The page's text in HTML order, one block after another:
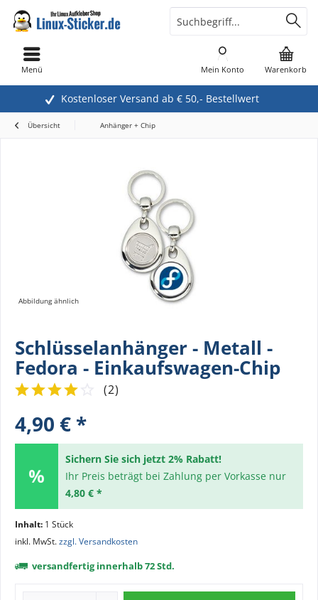
Kostenloser Versand ab € 50,- Bestellwert
Warenkorb
Mein Konto
Menü
Übersicht Anhänger + Chip
Abbildung ähnlich
Schlüsselanhänger - Metall -
Fedora - Einkaufswagen-Chip
(2)
4,90 € *
Sichern Sie sich jetzt 2% Rabatt!
Ihr Preis beträgt bei Zahlung per Vorkasse nur
4,80 € *
Inhalt: 1 Stück
inkl. MwSt.zzgl. Versandkosten
versandfertig innerhalb 72 Std.